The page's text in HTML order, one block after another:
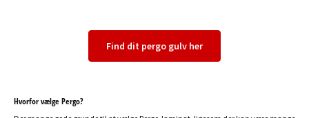
Find dit pergo gulv her
Hvorfor vælge Pergo?